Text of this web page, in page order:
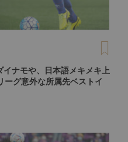
イナモや、日本語メキメキ上
ーグ意外な所属先ベストイ